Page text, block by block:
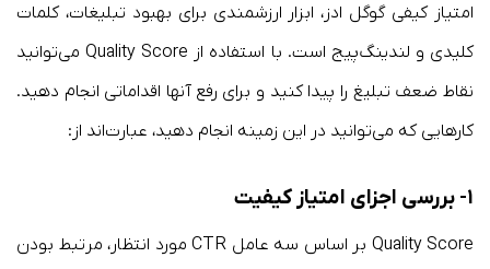
امتیاز کیفی گوگل ادز، ابزار ارزشمندی برای بهبود تبلیغات، کلمات
کلیدی و لندینگ‌پیج است. با استفاده از Quality Score می‌توانید
نقاط ضعف تبلیغ را پیدا کنید و برای رفع آنها اقداماتی انجام دهید.
کارهایی که می‌توانید در این زمینه انجام دهید، عبارت‌اند از:
۱- بررسی اجزای امتیاز کیفیت
Quality Score بر اساس سه عامل CTR مورد انتظار، مرتبط بودن